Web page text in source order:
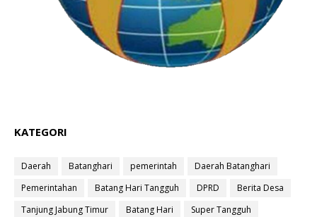
KATEGORI
Daerah Batanghari pemerintah
Daerah Batanghari
Pemerintahan
Batang Hari Tangguh DPRD
Berita Desa
Tanjung Jabung Timur
Batang Hari
Super Tangguh